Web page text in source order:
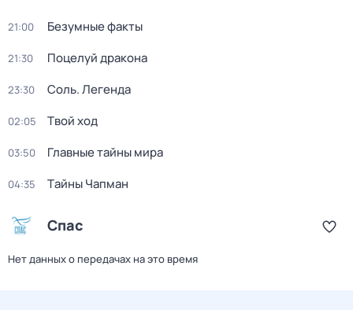
21:00 Безумные факты
21:30 Поцелуй дракона
23:30 Соль. Легенда
02:05 Твой ход
03:50 Главные тайны мира
04:35 Тaйны Чапман
Спас
Нет данных о передачах на это время